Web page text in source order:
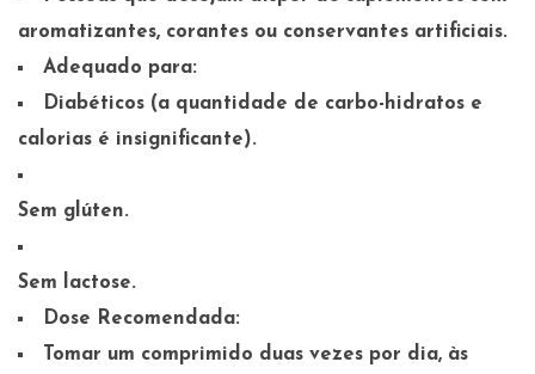
aromatizantes, corantes ou conservantes artificiais.
Adequado para:
Diabéticos (a quantidade de carbo-hidratos e
calorias é insignificante).
Sem glúten.
Sem lactose.
Dose Recomendada:
Tomar um comprimido duas vezes por dia, às